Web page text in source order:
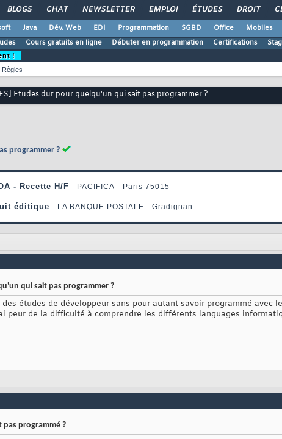
BLOGS CHAT NEWSLETTER EMPLOI ÉTUDES DROIT
Java Dév. Web EDI Programmation SGBD Office Mobiles
Cours gratuits en ligne Débuter en programmation Certifications
!
Règles
Etudes dur pour quelqu'un qui sait pas programmer ?
programmer ?
qui sait pas programmer ?
études de développeur sans pour autant savoir programmé avec
peur de la difficulté à comprendre les différents languages
programmé ?